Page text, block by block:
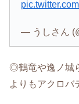
— うしさん
◎鶴竜や逸ノ城
よりもアクロバ